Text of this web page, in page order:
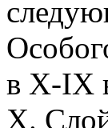
в X-IX
Х.